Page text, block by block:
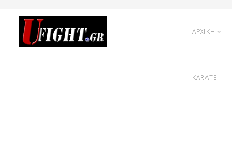
ΑΡΧΙΚΗ
KARATE